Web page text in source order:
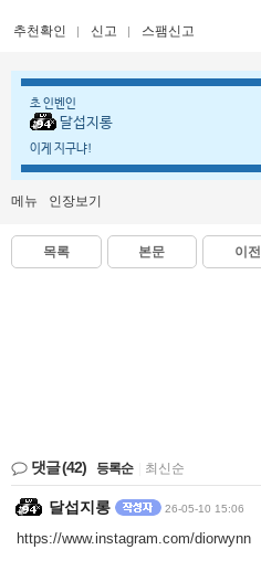
추천확인 신고 스팸신고
초 인벤인
달섭지롱
이게 지구냐!
메뉴 인장보기
목록 본문 이전
댓글(42) 등록순 최신순
달섭지롱 26-05-10 15:06
https://www.instagram.com/diorwynn